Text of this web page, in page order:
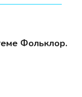
Фольклор.